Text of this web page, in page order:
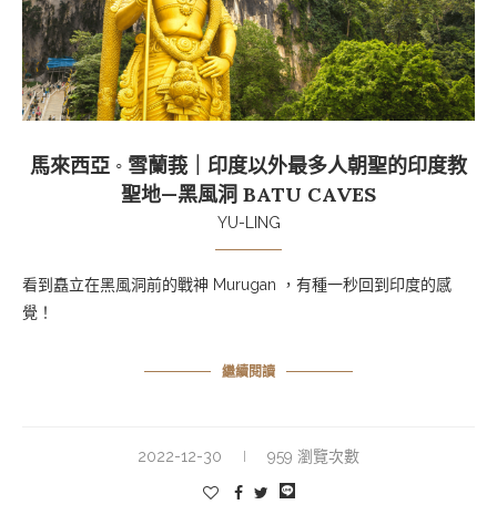
馬來西亞 ◦ 雪蘭莪｜印度以外最多人朝聖的印度教
聖地—黑風洞 BATU CAVES
YU-LING
看到矗立在黑風洞前的戰神 Murugan ，有種一秒回到印度的感
覺！
繼續閱讀
2022-12-30 959 瀏覽次數